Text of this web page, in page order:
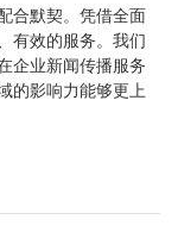
合默契。凭借全面
有效的服务。我们
企业新闻传播服务
的影响力能够更上